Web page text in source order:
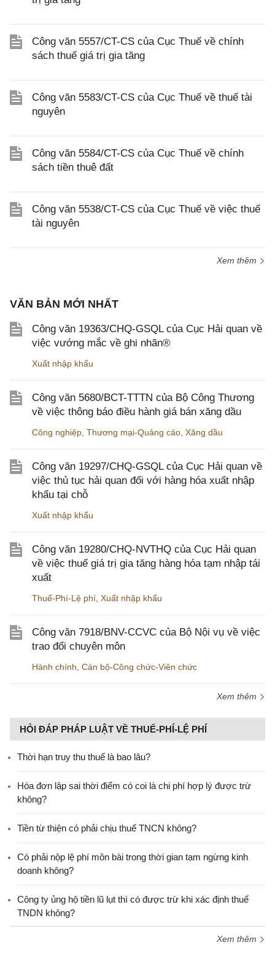
Công văn 5557/CT-CS của Cục Thuế về chính
sách thuế giá trị gia tăng
Công văn 5583/CT-CS của Cục Thuế về thuế tài
nguyên
Công văn 5584/CT-CS của Cục Thuế về chính
sách tiền thuê đất
Công văn 5538/CT-CS của Cục Thuế về việc thuế
tài nguyên
Xem thêm
VĂN BẢN MỚI NHẤT
Công văn 19363/CHQ-GSQL của Cục Hải quan về
việc vướng mắc về ghi nhãn®
Xuất nhập khẩu
Công văn 5680/BCT-TTTN của Bộ Công Thương
về việc thông báo điều hành giá bán xăng dầu
Công nghiệp Thương mại-Quảng cáo Xăng dầu
Công văn 19297/CHQ-GSQL của Cục Hải quan về
việc thủ tục hải quan đối với hàng hóa xuất nhập
khẩu tại chỗ
Xuất nhập khẩu
Công văn 19280/CHQ-NVTHQ của Cục Hải quan
về việc thuế giá trị gia tăng hàng hóa tạm nhập tái
xuất
Thuế-Phí-Lệ phí Xuất nhập khẩu
Công văn 7918/BNV-CCVC của Bộ Nội vụ về việc
trao đổi chuyên môn
Hành chính Cán bộ-Công chức-Viên chức
Xem thêm
HỎI ĐÁP PHÁP LUẬT VỀ THUẾ-PHÍ-LỆ PHÍ
Thời hạn truy thu thuế là bao lâu?
Hóa đơn lập sai thời điểm có coi là chi phí hợp lý được trừ
không?
Tiền từ thiện có phải chịu thuế TNCN không?
Có phải nộp lệ phí môn bài trong thời gian tạm ngừng kinh
doanh không?
Công ty ủng hộ tiền lũ lụt thì có được trừ khi xác định thuế
TNDN không?
Xem thêm